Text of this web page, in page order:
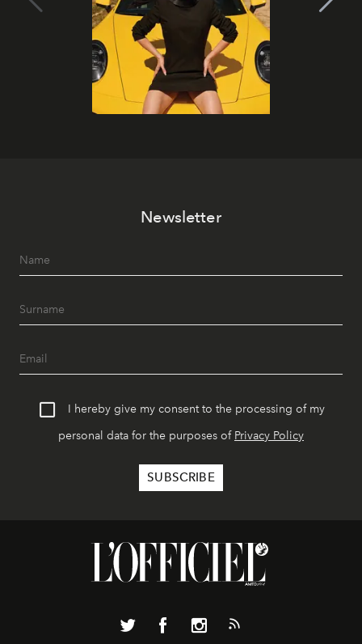
Newsletter
I hereby give my consent to the processing of my
personal data for the purposes of Privacy Policy